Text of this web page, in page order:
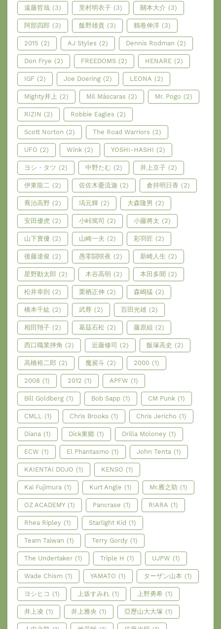
遠藤哲哉 (3) 里村明衣子 (3) 關本大介 (3)
阿部四郎 (3) 飯野雄貴 (3) 鶴卷伸洋 (3)
2015 (2) AJ Styles (2) Dennis Rodman (2)
Don Frye (2) FREEDOMS (2) HENARE (2)
IGF (2) Joe Doering (2) LEONA (2)
Mighty井上 (2) Mil Máscaras (2) Mr. Pogo (2)
RIZIN (2) Robbie Eagles (2)
Scott Norton (2) The Road Warriors (2)
UFO (2) Wink (2) YOSHI-HASHI (2)
ヨシ・タツ (2) 中野たむ (2) 井上京子 (2)
伊東龍二 (2) 佐佐木憂流迦 (2) 倉持明日香 (2)
喬治高野 (2) 塙元輝 (2) 大森隆男 (2)
安田優虎 (2) 小峠篤司 (2) 小藤將太 (2)
山下實優 (2) 山崎一夫 (2) 彩羽匠 (2)
後藤達俊 (2) 愚零闘咲夜 (2) 新崎人生 (2)
星野勘太郎 (2) 木谷高明 (2) 本田多聞 (2)
松井幸則 (2) 栗栖正伸 (2) 森嶋猛 (2)
橋本千紘 (2) 武尊 (2) 百田光雄 (2)
相田翔子 (2) 葛茲石松 (2) 藤原組 (2)
西口職業摔角 (2) 近藤修司 (2) 飯塚高史 (2)
高橋裕二郎 (2) 魔裟斗 (2) 2000 (1)
2008 (1) 2012 (1) APFW (1)
Bill Goldberg (1) Bob Sapp (1) CM Punk (1)
CMLL (1) Chris Brooks (1) Chris Jericho (1)
Diana (1) Dick東鄉 (1) Drilla Moloney (1)
ECW (1) El Phantasmo (1) John Tenta (1)
KAIENTAI DOJO (1) KENSO (1)
Kai Fujimura (1) Kurt Angle (1) Mr.雁之助 (1)
OZ ACADEMY (1) Pancrase (1) RIARA (1)
Rhea Ripley (1) Starlight Kid (1)
Team Taiwan (1) Terry Gordy (1)
The Undertaker (1) Triple H (1) UJPW (1)
Wade Chism (1) YAMATO (1) ターザン山本 (1)
ヨシヒコ (1) 上坂すみれ (1) 上野勇希 (1)
井上凌 (1) 井上雅央 (1) 亞歷山大大塚 (1)